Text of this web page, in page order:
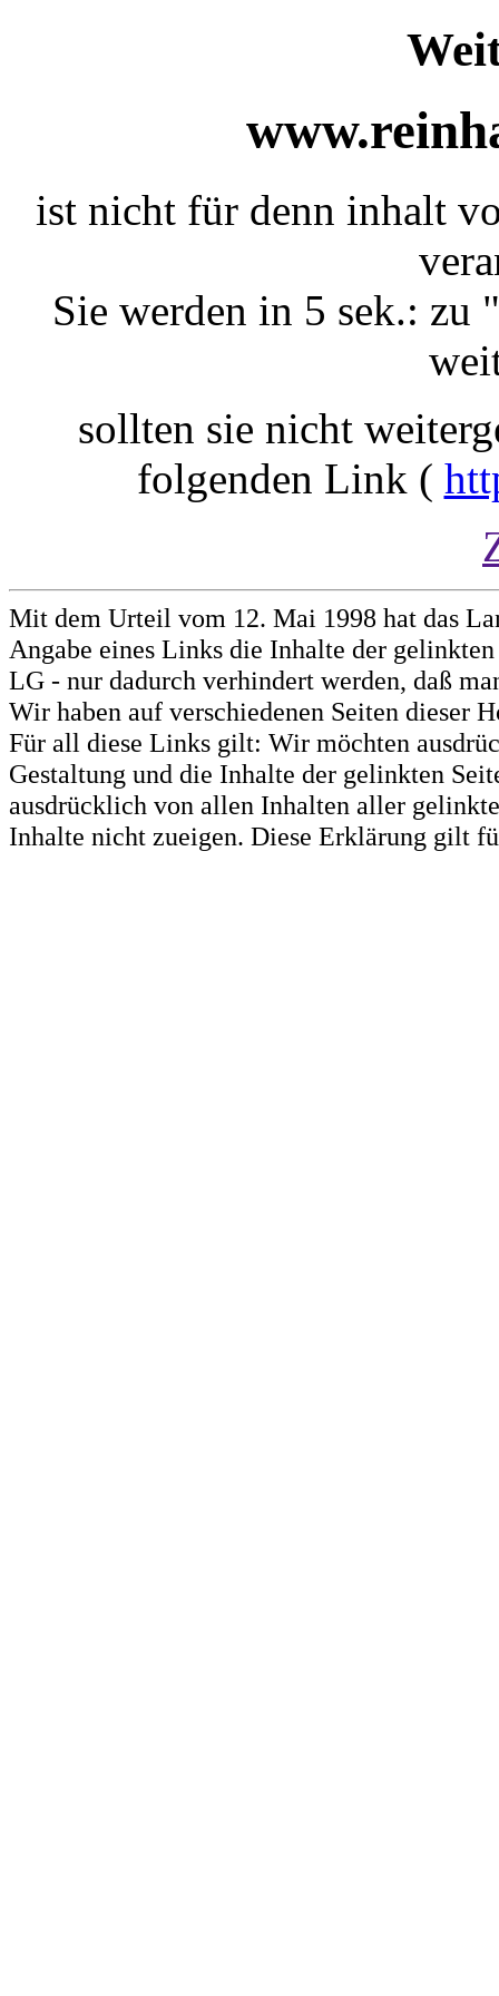
ist nicht für denn inhalt
Sie werden in 5 sek.: zu "
sollten sie nicht
folgenden Link (
Mit dem Urteil vom 12. Mai 1998 hat das
Angabe eines Links die Inhalte der
LG - nur dadurch verhindert werden, daß
Wir haben auf verschiedenen Seiten dieser
Für all diese Links gilt: Wir möchten
Gestaltung und die Inhalte der gelinkten
ausdrücklich von allen Inhalten aller
Inhalte nicht zueigen. Diese Erklärung gilt